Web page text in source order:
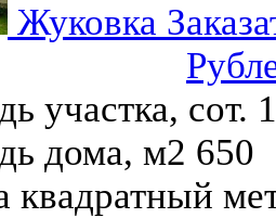
Жуковка
участка, сот.
дома, м2 650
квадратный